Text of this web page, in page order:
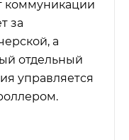
коммуникации
за
а
отдельный
управляется